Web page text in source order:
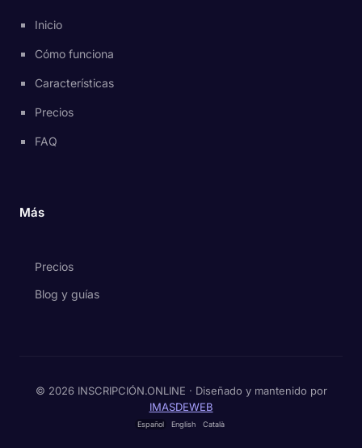
Inicio
Cómo funciona
Características
Precios
FAQ
Más
Precios
Blog y guías
© 2026 INSCRIPCIÓN.ONLINE · Diseñado y mantenido por
IMASDEWEB
Español English Català